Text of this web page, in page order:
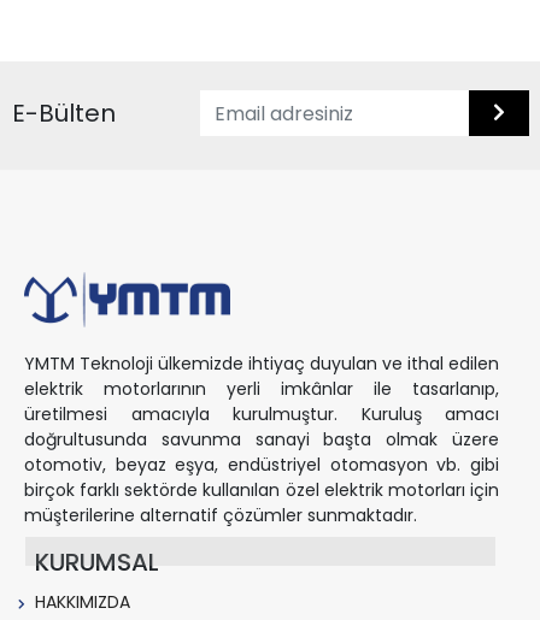
E-Bülten
YMTM Teknoloji ülkemizde ihtiyaç duyulan ve ithal edilen
elektrik motorlarının yerli imkânlar ile tasarlanıp,
üretilmesi amacıyla kurulmuştur. Kuruluş amacı
doğrultusunda savunma sanayi başta olmak üzere
otomotiv, beyaz eşya, endüstriyel otomasyon vb. gibi
birçok farklı sektörde kullanılan özel elektrik motorları için
müşterilerine alternatif çözümler sunmaktadır.
KURUMSAL
HAKKIMIZDA